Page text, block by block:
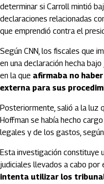
determinar si Carroll mintió
declaraciones relacionadas
que emprendió contra el
Según CNN, los fiscales que
en una declaración hecha
en la que afirmaba no
externa para sus
Posteriormente, salió a la luz
Hoffman se había hecho
legales y de los gastos,
Esta investigación constituye
judiciales llevados a cabo por
intenta utilizar los